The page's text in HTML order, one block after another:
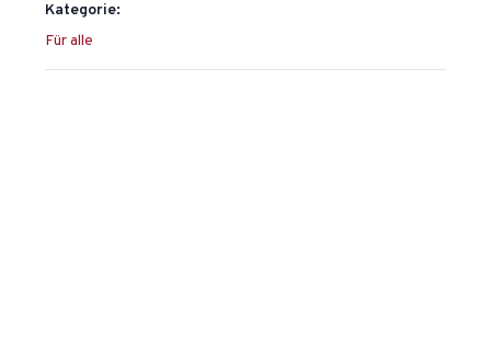
Kategorie:
Für alle